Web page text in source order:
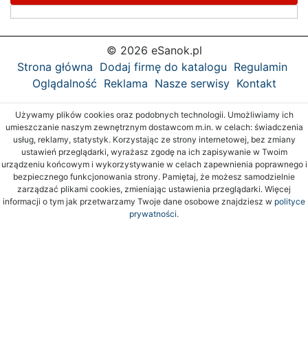
© 2026 eSanok.pl
Strona główna Dodaj firmę do katalogu Regulamin
Oglądalność Reklama Nasze serwisy Kontakt
Używamy plików cookies oraz podobnych technologii. Umożliwiamy ich
umieszczanie naszym zewnętrznym dostawcom m.in. w celach: świadczenia
usług, reklamy, statystyk. Korzystając ze strony internetowej, bez zmiany
ustawień przeglądarki, wyrażasz zgodę na ich zapisywanie w Twoim
urządzeniu końcowym i wykorzystywanie w celach zapewnienia poprawnego i
bezpiecznego funkcjonowania strony. Pamiętaj, że możesz samodzielnie
zarządzać plikami cookies, zmieniając ustawienia przeglądarki. Więcej
informacji o tym jak przetwarzamy Twoje dane osobowe znajdziesz w polityce
prywatności.